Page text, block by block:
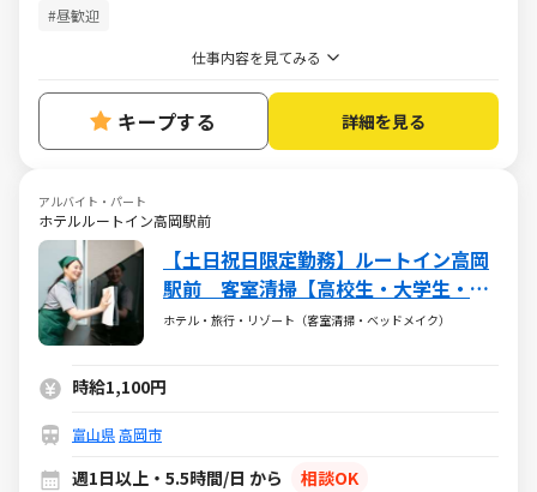
#昼歓迎
仕事内容を見てみる
キープする 詳細を見る
アルバイト・パート
ホテルルートイン高岡駅前
【土日祝日限定勤務】ルートイン高岡
駅前 客室清掃【高校生・大学生・W
ワーク歓迎】
ホテル・旅行・リゾート（客室清掃・ベッドメイク）
時給1,100円
富山県高岡市
週1日以上・5.5時間/日 から
相談OK